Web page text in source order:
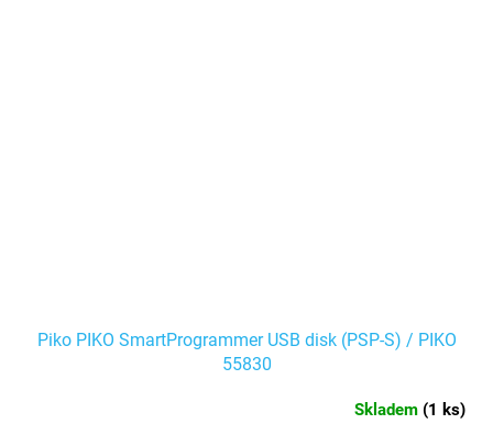
Piko PIKO SmartProgrammer USB disk (PSP-S) / PIKO
55830
Skladem (1 ks)